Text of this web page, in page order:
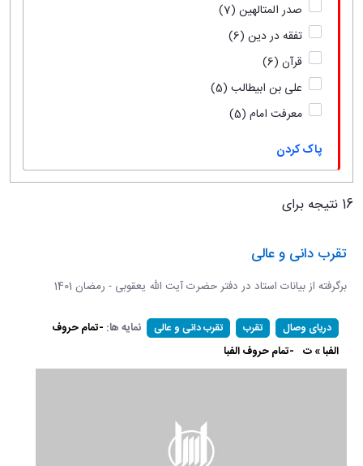
صدر المتالهین (7)
تفقه در دین (6)
قرآن (6)
علی بن ابیطالب (5)
معرفت امام (5)
پاک کردن
16 نتیجه برای
تقرب دانی و عالی
برگرفته از بیانات استاد در دفتر حضرت آیت الله یعقوبی - رمضان 1401
دریای وصال تقرب تقرب دانی و عالی نمایه ها: -تمام حروف
الفبا » ت -تمام حروف الفبا